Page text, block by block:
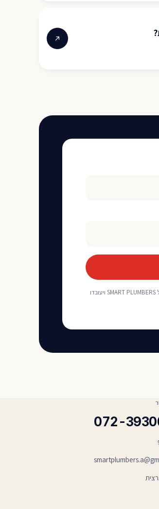
בלחיצה על שליחה אני מאשר/ת כי הפרטים שמסרתי יישמרו אצל SMART PLUMBERS ויעובדו
072-